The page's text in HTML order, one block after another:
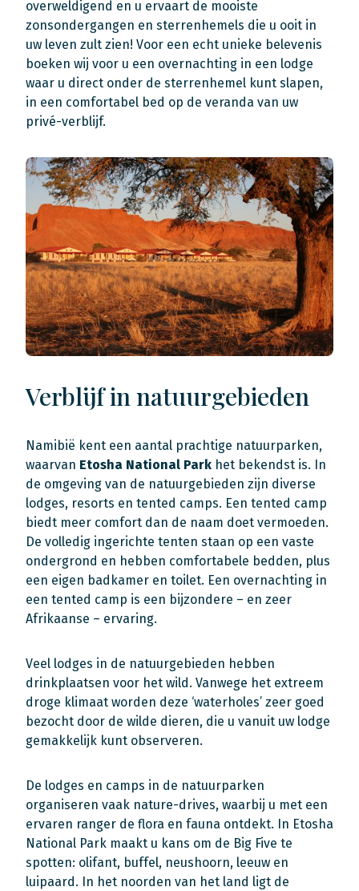
overweldigend en u ervaart de mooiste
zonsondergangen en sterrenhemels die u ooit in
uw leven zult zien! Voor een echt unieke belevenis
boeken wij voor u een overnachting in een lodge
waar u direct onder de sterrenhemel kunt slapen,
in een comfortabel bed op de veranda van uw
privé-verblijf.
Verblijf in natuurgebieden
Namibië kent een aantal prachtige natuurparken,
waarvan Etosha National Park het bekendst is. In
de omgeving van de natuurgebieden zijn diverse
lodges, resorts en tented camps. Een tented camp
biedt meer comfort dan de naam doet vermoeden.
De volledig ingerichte tenten staan op een vaste
ondergrond en hebben comfortabele bedden, plus
een eigen badkamer en toilet. Een overnachting in
een tented camp is een bijzondere – en zeer
Afrikaanse – ervaring.
Veel lodges in de natuurgebieden hebben
drinkplaatsen voor het wild. Vanwege het extreem
droge klimaat worden deze ‘waterholes’ zeer goed
bezocht door de wilde dieren, die u vanuit uw lodge
gemakkelijk kunt observeren.
De lodges en camps in de natuurparken
organiseren vaak nature-drives, waarbij u met een
ervaren ranger de flora en fauna ontdekt. In Etosha
National Park maakt u kans om de Big Five te
spotten: olifant, buffel, neushoorn, leeuw en
luipaard. In het noorden van het land ligt de